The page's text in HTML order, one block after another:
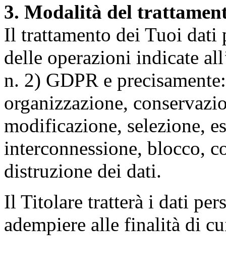
3. Modalità del
Il trattamento dei Tuoi dati
delle operazioni indicate
n. 2) GDPR e
organizzazione,
modificazione, selezione,
interconnessione, blocco,
distruzione dei dati.
Il Titolare tratterà i dati
adempiere alle finalità di